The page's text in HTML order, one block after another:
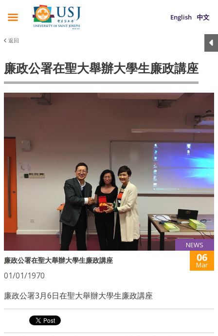
English 中文
返回
廉政公署在聖大舉辦大學生廉政講座
NEWS
廉政公署在聖大舉辦大學生廉政講座 06
Mar
01/01/1970
廉政公署3月6日在聖大舉辦大學生廉政講座